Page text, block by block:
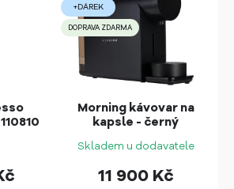
+DÁREK
DOPRAVA ZDARMA
Morning kávovar na
kapsle - černý
Skladem u dodavatele
11 900 Kč